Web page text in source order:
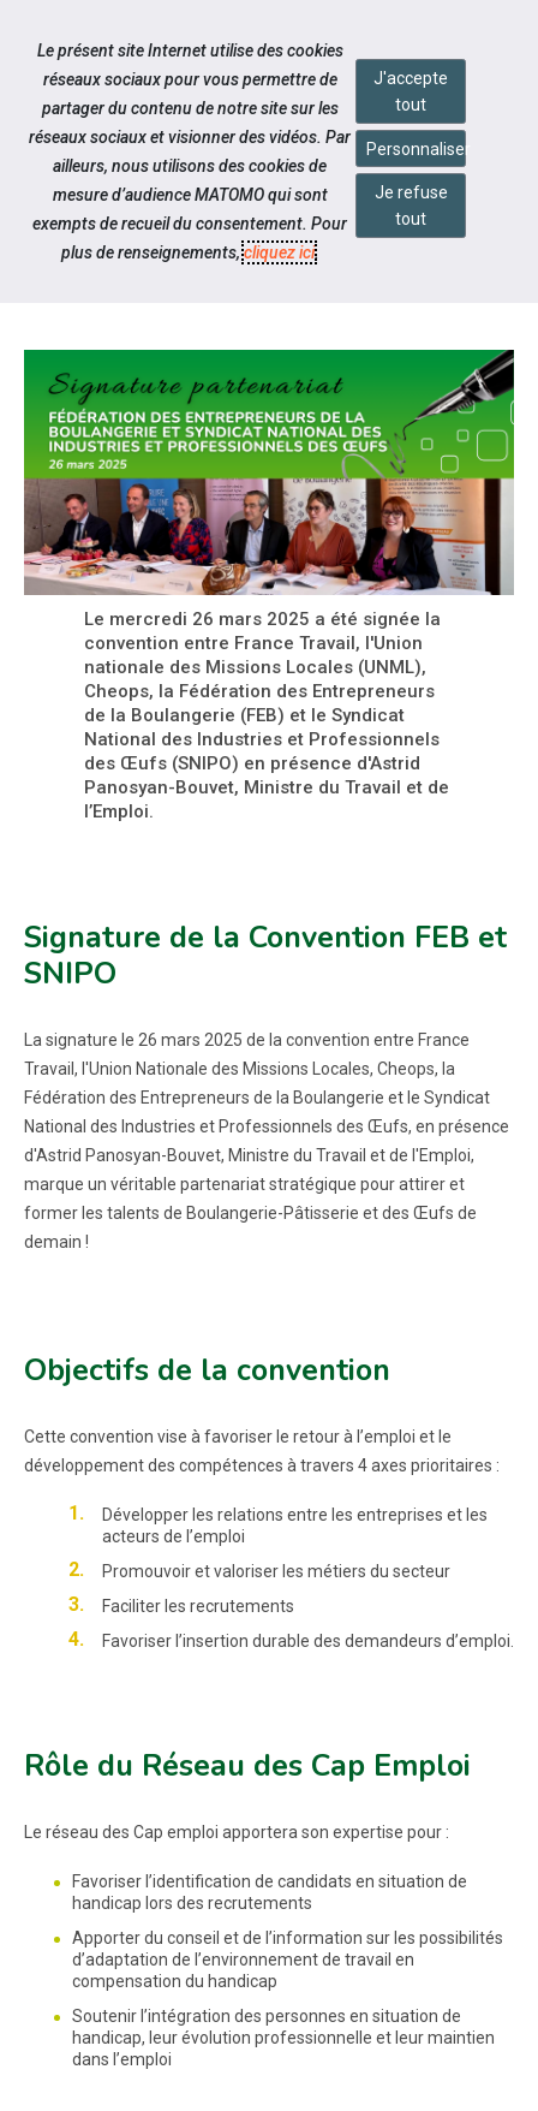
Aller au contenu
Notre actualité
SIGNATURE DE LA CONVENTION
Le mercredi 26 mars 2025 a été signée la
convention entre France Travail, l'Union
nationale des Missions Locales (UNML),
Cheops, la Fédération des Entrepreneurs
de la Boulangerie (FEB) et le Syndicat
National des Industries et Professionnels
des Œufs (SNIPO) en présence d'Astrid
Panosyan-Bouvet, Ministre du Travail et de
l’Emploi.
Signature de la Convention FEB et
SNIPO
La signature le 26 mars 2025 de la convention entre France
Travail, l'Union Nationale des Missions Locales, Cheops, la
Fédération des Entrepreneurs de la Boulangerie et le Syndicat
National des Industries et Professionnels des Œufs, en présence
d'Astrid Panosyan-Bouvet, Ministre du Travail et de l'Emploi,
marque un véritable partenariat stratégique pour attirer et
former les talents de Boulangerie-Pâtisserie et des Œufs de
demain !
Objectifs de la convention
Cette convention vise à favoriser le retour à l’emploi et le
développement des compétences à travers 4 axes prioritaires :
Développer les relations entre les entreprises et les
acteurs de l’emploi
Promouvoir et valoriser les métiers du secteur
Faciliter les recrutements
Favoriser l’insertion durable des demandeurs d’emploi.
Rôle du Réseau des Cap Emploi
Le réseau des Cap emploi apportera son expertise pour :
Favoriser l’identification de candidats en situation de
handicap lors des recrutements
Apporter du conseil et de l’information sur les possibilités
d’adaptation de l’environnement de travail en
compensation du handicap
Soutenir l’intégration des personnes en situation de
handicap, leur évolution professionnelle et leur maintien
dans l’emploi
Le présent site Internet utilise des cookies
réseaux sociaux pour vous permettre de
partager du contenu de notre site sur les
réseaux sociaux et visionner des vidéos. Par
ailleurs, nous utilisons des cookies de
mesure d’audience MATOMO qui sont
exempts de recueil du consentement. Pour
plus de renseignements,cliquez ici.
J'accepte
tout
Personnaliser
Je refuse
tout